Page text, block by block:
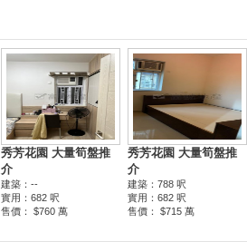
秀芳花園 大量筍盤推
介
建築：--
實用：682 呎
售價： $760 萬
秀芳花園 大量筍盤推
介
建築：788 呎
實用：682 呎
售價： $715 萬